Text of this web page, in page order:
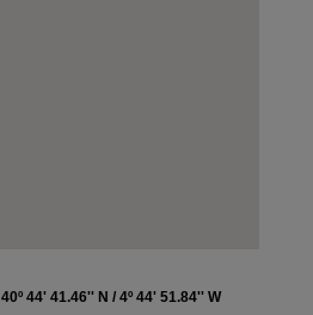
40º 44' 41.46'' N / 4º 44' 51.84'' W